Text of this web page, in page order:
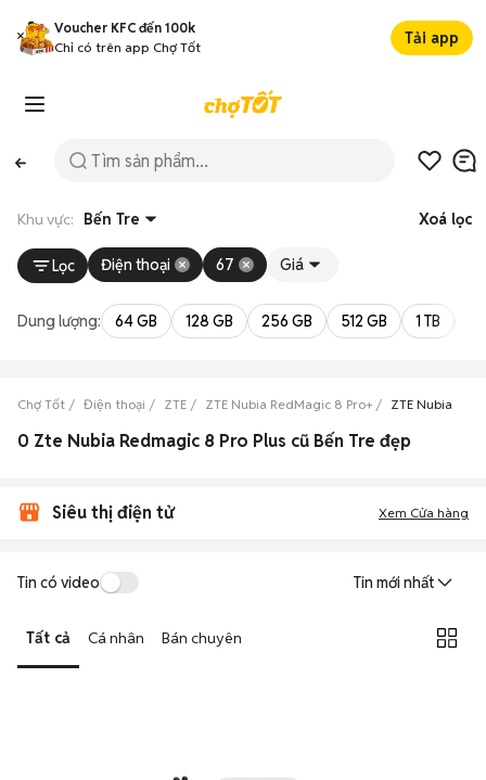
Voucher KFC đến 100k
Chỉ có trên app Chợ Tốt
Tải app
Khu vực: Bến Tre Xoá lọc
Lọc Điện thoại 67 Giá
Dung lượng: 64 GB 128 GB 256 GB 512 GB 1 TB
Chợ Tốt Điện thoại ZTE ZTE Nubia RedMagic 8 Pro+ ZTE Nubia
0 Zte Nubia Redmagic 8 Pro Plus cũ Bến Tre đẹp
Siêu thị điện tử Xem Cửa hàng
Tin có video Tin mới nhất
Tất cả Cá nhân Bán chuyên